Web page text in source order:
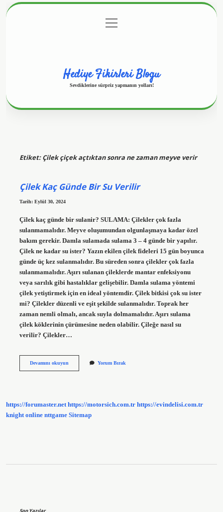
Gizlilik Politikası
menüyü
aç
Hediye Fikirleri Blogu
Sevdiklerine sürpriz yapmanın yolları!
Etiket:Çilek çiçek açtıktan sonra ne zaman meyve verir
Çilek Kaç Günde Bir Su Verilir
Tarih: Eylül 30, 2024
Çilek kaç günde bir sulanir? SULAMA: Çilekler çok fazla
sulanmamalıdır. Meyve oluşumundan olgunlaşmaya kadar özel
bakım gerekir. Damla sulamada sulama 3 – 4 günde bir yapılır.
Çilek ne kadar su ister? Yazın ekilen çilek fideleri 15 gün boyunca
günde üç kez sulanmalıdır. Bu süreden sonra çilekler çok fazla
sulanmamalıdır. Aşırı sulanan çileklerde mantar enfeksiyonu
veya sarılık gibi hastalıklar gelişebilir. Damla sulama yöntemi
çilek yetiştirmek için en ideal yöntemdir. Çilek bitkisi çok su ister
mi? Çilekler düzenli ve eşit şekilde sulanmalıdır. Toprak her
zaman nemli olmalı, ancak suyla dolmamalıdır. Aşırı sulama
çilek köklerinin çürümesine neden olabilir. Çileğe nasıl su
verilir? Çilekler…
Devamını okuyunÇilek
Yorum Bırak
https://forumaster.net https://motorsich.com.tr https://evindelisi.com.tr
knight online nttgame Sitemap